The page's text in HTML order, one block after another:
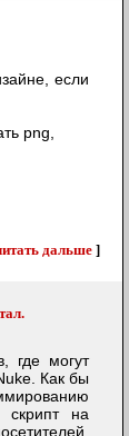
если
png,
дальше ]
где могут
Как бы
скрипт на